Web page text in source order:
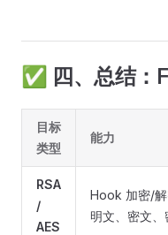
✅ 四、总结：
目标
类型
能力
RSA
/
AES
Hook 加密/
明文、密文